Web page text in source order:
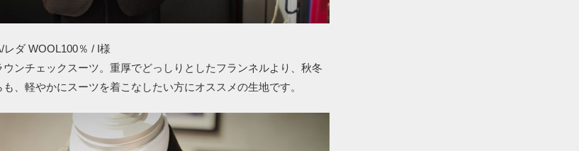
レダ WOOL100％ / I様
ンチェックスーツ。重厚でどっしりとしたフランネルより、秋冬
、軽やかにスーツを着こなしたい方にオススメの生地です。